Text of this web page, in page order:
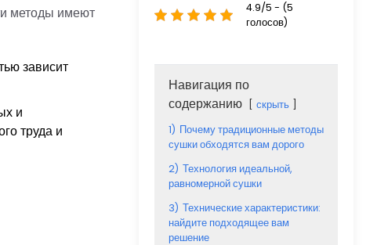
методы имеют
зависит
и
труда и
4.9/5 - (5
голосов)
Навигация по
содержанию
скрыть
1) Почему традиционные методы
сушки обходятся вам дорого
2) Технология идеальной,
равномерной сушки
3) Технические характеристики:
найдите подходящее вам
решение